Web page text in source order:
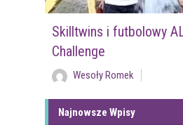
Skilltwins i futbolowy
Challenge
Wesoły Romek
Najnowsze Wpisy